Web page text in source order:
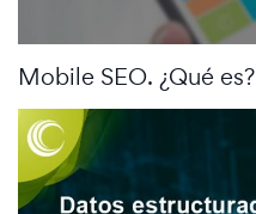
Mobile SEO. ¿Qué es?